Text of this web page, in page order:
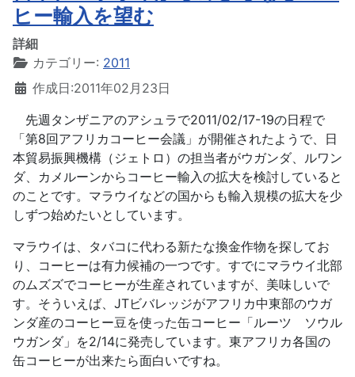
ヒー輸入を望む
詳細
カテゴリー: 2011
作成日:2011年02月23日
先週タンザニアのアシュラで2011/02/17-19の日程で
「第8回アフリカコーヒー会議」が開催されたようで、日
本貿易振興機構（ジェトロ）の担当者がウガンダ、ルワン
ダ、カメルーンからコーヒー輸入の拡大を検討していると
のことです。マラウイなどの国からも輸入規模の拡大を少
しずつ始めたいとしています。
マラウイは、タバコに代わる新たな換金作物を探してお
り、コーヒーは有力候補の一つです。すでにマラウイ北部
のムズズでコーヒーが生産されていますが、美味しいで
す。そういえば、JTビバレッジがアフリカ中東部のウガ
ンダ産のコーヒー豆を使った缶コーヒー「ルーツ ソウル
ウガンダ」を2/14に発売しています。東アフリカ各国の
缶コーヒーが出来たら面白いですね。